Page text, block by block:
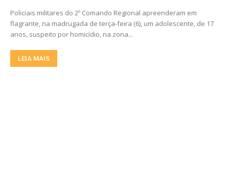
Policiais militares do 2º Comando Regional apreenderam em
flagrante, na madrugada de terça-feira (6), um adolescente, de 17
anos, suspeito por homicídio, na zona...
LEIA MAIS